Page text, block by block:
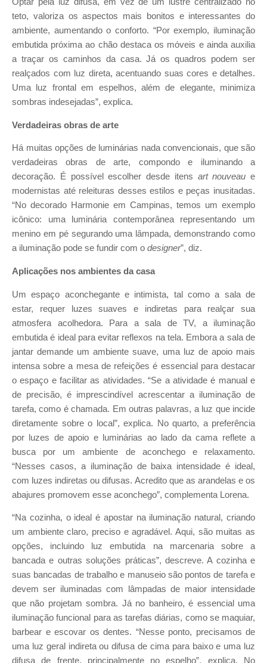
teto, valoriza os aspectos mais bonitos e interessantes do
ambiente, aumentando o conforto. “Por exemplo, iluminação
embutida próxima ao chão destaca os móveis e ainda auxilia
a traçar os caminhos da casa. Já os quadros podem ser
realçados com luz direta, acentuando suas cores e detalhes.
Uma luz frontal em espelhos, além de elegante, minimiza
sombras indesejadas”, explica.
Verdadeiras obras de arte
Há muitas opções de luminárias nada convencionais, que são
verdadeiras obras de arte, compondo e iluminando a
decoração. É possível escolher desde itens art nouveau e
modernistas até releituras desses estilos e peças inusitadas.
“No decorado Harmonie em Campinas, temos um exemplo
icônico: uma luminária contemporânea representando um
menino em pé segurando uma lâmpada, demonstrando como
a iluminação pode se fundir com o designer”, diz.
Aplicações nos ambientes da casa
Um espaço aconchegante e intimista, tal como a sala de
estar, requer luzes suaves e indiretas para realçar sua
atmosfera acolhedora. Para a sala de TV, a iluminação
embutida é ideal para evitar reflexos na tela. Embora a sala de
jantar demande um ambiente suave, uma luz de apoio mais
intensa sobre a mesa de refeições é essencial para destacar
o espaço e facilitar as atividades. “Se a atividade é manual e
de precisão, é imprescindível acrescentar a iluminação de
tarefa, como é chamada. Em outras palavras, a luz que incide
diretamente sobre o local”, explica. No quarto, a preferência
por luzes de apoio e luminárias ao lado da cama reflete a
busca por um ambiente de aconchego e relaxamento.
“Nesses casos, a iluminação de baixa intensidade é ideal,
com luzes indiretas ou difusas. Acredito que as arandelas e os
abajures promovem esse aconchego”, complementa Lorena.
“Na cozinha, o ideal é apostar na iluminação natural, criando
um ambiente claro, preciso e agradável. Aqui, são muitas as
opções, incluindo luz embutida na marcenaria sobre a
bancada e outras soluções práticas”, descreve. A cozinha e
suas bancadas de trabalho e manuseio são pontos de tarefa e
devem ser iluminadas com lâmpadas de maior intensidade
que não projetam sombra. Já no banheiro, é essencial uma
iluminação funcional para as tarefas diárias, como se maquiar,
barbear e escovar os dentes. “Nesse ponto, precisamos de
uma luz geral indireta ou difusa de cima para baixo e uma luz
difusa de frente, principalmente no espelho”, explica. No